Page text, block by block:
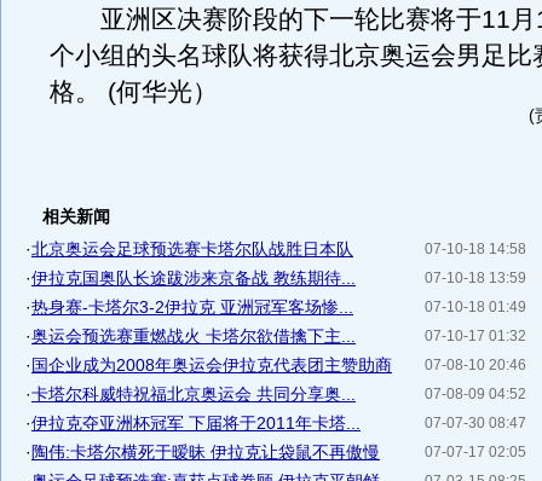
亚洲区决赛阶段的下一轮比赛将于11月
个小组的头名球队将获得北京奥运会男足比
格。 (何华光）
(
相关新闻
07-10-18 14:58
·北京奥运会足球预选赛卡塔尔队战胜日本队
07-10-18 13:59
·伊拉克国奥队长途跋涉来京备战 教练期待...
07-10-18 01:49
·热身赛-卡塔尔3-2伊拉克 亚洲冠军客场惨...
07-10-17 01:32
·奥运会预选赛重燃战火 卡塔尔欲借擒下主...
07-08-10 20:46
·国企业成为2008年奥运会伊拉克代表团主赞助商
07-08-09 04:52
·卡塔尔科威特祝福北京奥运会 共同分享奥...
07-07-30 08:47
·伊拉克夺亚洲杯冠军 下届将于2011年卡塔...
07-07-17 02:05
· 陶伟:卡塔尔横死于暧昧 伊拉克让袋鼠不再傲慢